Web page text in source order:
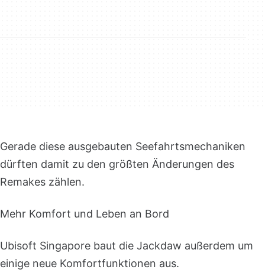
Gerade diese ausgebauten Seefahrtsmechaniken
dürften damit zu den größten Änderungen des
Remakes zählen.
Mehr Komfort und Leben an Bord
Ubisoft Singapore baut die Jackdaw außerdem um
einige neue Komfortfunktionen aus.